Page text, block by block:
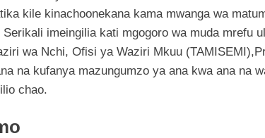
kile kinachoonekana kama mwanga wa
Serikali imeingilia kati mgogoro wa muda mrefu
wa Nchi, Ofisi ya Waziri Mkuu
na kufanya mazungumzo ya ana kwa ana na
chao.